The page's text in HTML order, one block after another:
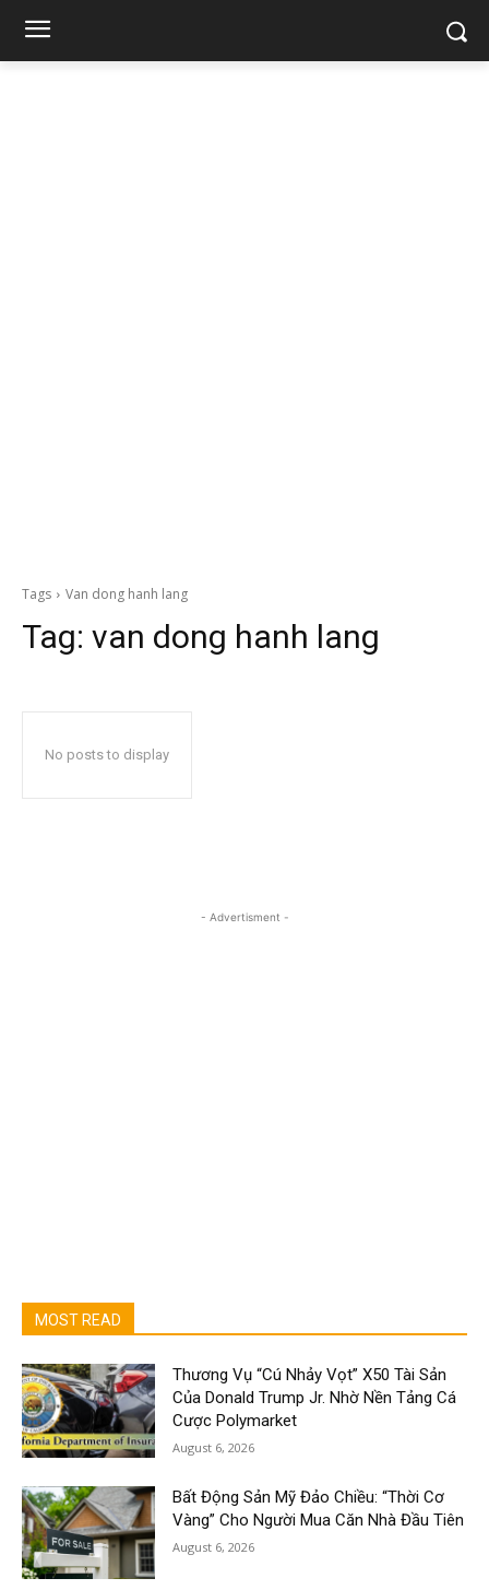
Tags Van dong hanh lang
Tag: van dong hanh lang
No posts to display
- Advertisment -
MOST READ
Thương Vụ “Cú Nhảy Vọt” X50 Tài Sản
Của Donald Trump Jr. Nhờ Nền Tảng Cá
Cược Polymarket
August 6, 2026
Bất Động Sản Mỹ Đảo Chiều: “Thời Cơ
Vàng” Cho Người Mua Căn Nhà Đầu Tiên
August 6, 2026